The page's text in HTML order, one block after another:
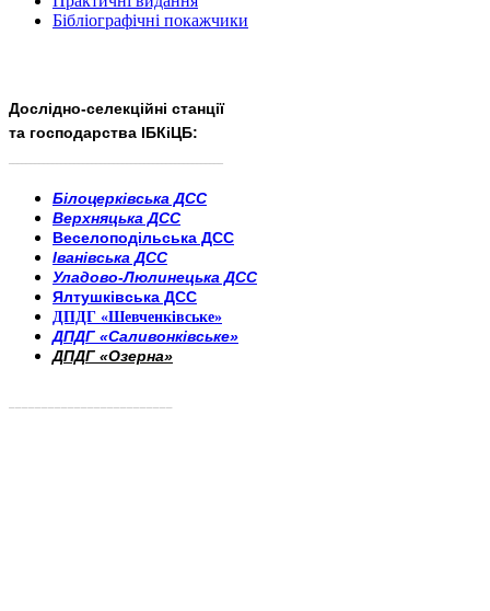
Бібліографічні покажчики
Дослідно-селекційні станції
та господарства ІБКіЦБ:
Білоцерківська ДСС
Верхняцька ДСС
Веселоподільська ДСС
Іванівська ДСС
Уладово-Люлинецька ДСС
Ялтушківська ДСС
ДПДГ «Шевченківське»
ДПДГ «Саливонківське»
ДПДГ «Озерна»